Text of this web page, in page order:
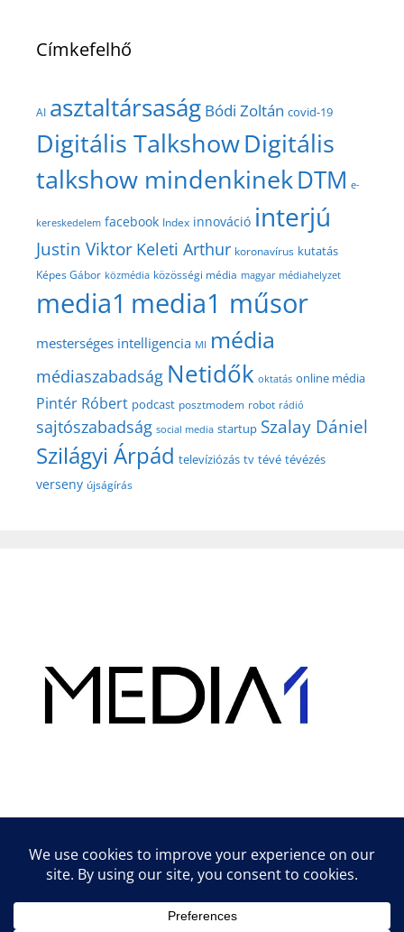
Címkefelhő
AI asztaltársaság Bódi Zoltán covid-19
Digitális TalkshowDigitális
talkshow mindenkinekDTM e-
kereskedelem facebook Index innováció interjú
Justin Viktor Keleti Arthur koronavírus kutatás
Képes Gábor közmédia közösségi média magyar médiahelyzet
media1 media1 műsor
mesterséges intelligencia MI média
médiaszabadság Netidők oktatás online média
Pintér Róbert podcast posztmodem robot rádió
sajtószabadság social media startup Szalay Dániel
Szilágyi Árpád televíziózás tv tévé tévézés
verseny újságírás
Lifestyle tippek & trükkök